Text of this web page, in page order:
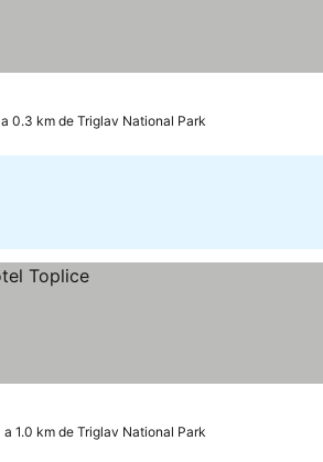
a 0.3 km de Triglav National Park
a 1.0 km de Triglav National Park